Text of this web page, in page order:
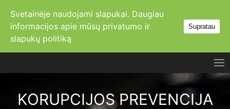
KORUPCIJOS PREVENCIJA
Svetainėje naudojami slapukai. Daugiau
informacijos apie mūsų privatumo ir
slapukų politiką
Supratau